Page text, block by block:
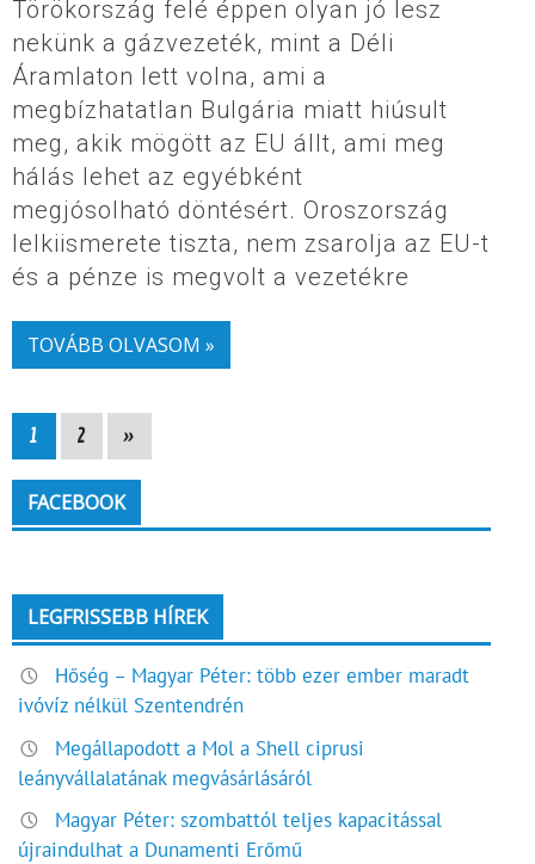
Törökország felé éppen olyan jó lesz
nekünk a gázvezeték, mint a Déli
Áramlaton lett volna, ami a
megbízhatatlan Bulgária miatt hiúsult
meg, akik mögött az EU állt, ami meg
hálás lehet az egyébként
megjósolható döntésért. Oroszország
lelkiismerete tiszta, nem zsarolja az EU-t
és a pénze is megvolt a vezetékre
TOVÁBB OLVASOM »
1 2 »
FACEBOOK
LEGFRISSEBB HÍREK
Hőség – Magyar Péter: több ezer ember maradt
ivóvíz nélkül Szentendrén
Megállapodott a Mol a Shell ciprusi
leányvállalatának megvásárlásáról
Magyar Péter: szombattól teljes kapacitással
újraindulhat a Dunamenti Erőmű